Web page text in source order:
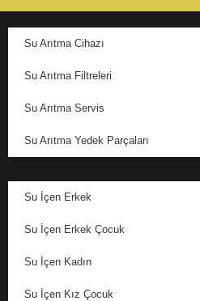
Su Arıtma Cihazı
Su Arıtma Filtreleri
Su Arıtma Servis
Su Arıtma Yedek Parçaları
Su İçen Erkek
Su İçen Erkek Çocuk
Su İçen Kadın
Su İçen Kız Çocuk